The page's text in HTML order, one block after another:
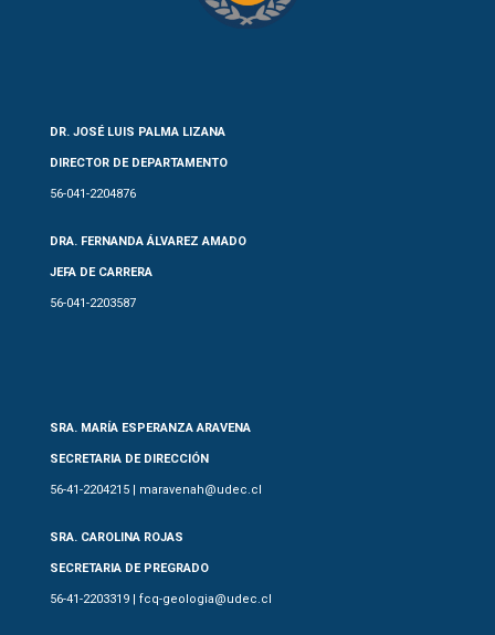
DR. JOSÉ LUIS PALMA LIZANA
DIRECTOR DE DEPARTAMENTO
56-041-2204876
DRA. FERNANDA ÁLVAREZ AMADO
JEFA DE CARRERA
56-041-2203587
SRA. MARÍA ESPERANZA ARAVENA
SECRETARIA DE DIRECCIÓN
56-41-2204215 | maravenah@udec.cl
SRA. CAROLINA ROJAS
SECRETARIA DE PREGRADO
56-41-2203319 | fcq-geologia@udec.cl